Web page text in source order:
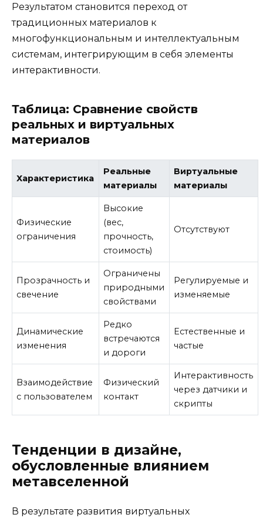
Результатом становится переход от
традиционных материалов к
многофункциональным и интеллектуальным
системам, интегрирующим в себя элементы
интерактивности.
Таблица: Сравнение свойств
реальных и виртуальных
материалов
Характеристика
Реальные
материалы
Виртуальные
материалы
Физические
ограничения
Высокие
(вес,
прочность,
стоимость)
Отсутствуют
Прозрачность и
свечение
Ограничены
природными
свойствами
Регулируемые и
изменяемые
Динамические
изменения
Редко
встречаются
и дороги
Естественные и
частые
Взаимодействие
с пользователем
Физический
контакт
Интерактивность
через датчики и
скрипты
Тенденции в дизайне,
обусловленные влиянием
метавселенной
В результате развития виртуальных